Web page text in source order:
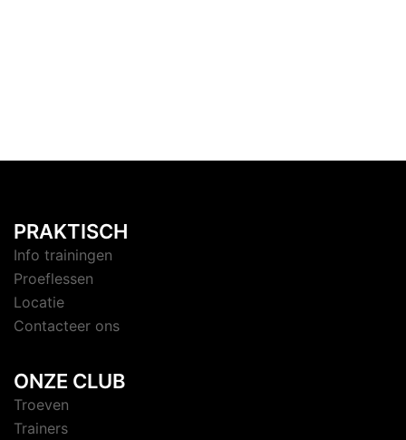
PRAKTISCH
Info trainingen
Proeflessen
Locatie
Contacteer ons
ONZE CLUB
Troeven
Trainers